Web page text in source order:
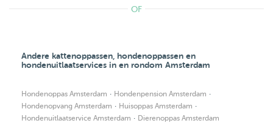
OF
Andere kattenoppassen, hondenoppassen en
hondenuitlaatservices in en rondom Amsterdam
Hondenoppas Amsterdam · Hondenpension Amsterdam ·
Hondenopvang Amsterdam · Huisoppas Amsterdam ·
Hondenuitlaatservice Amsterdam · Dierenoppas Amsterdam